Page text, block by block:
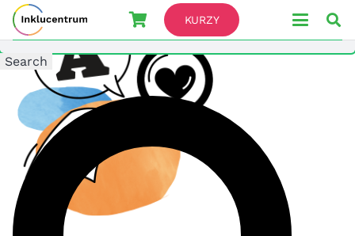
KURZY
Search For
Search